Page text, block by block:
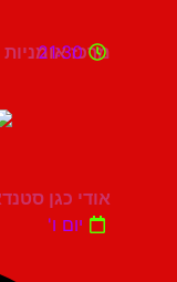
מרכז אומניות
21:30
אודי כגן סטנדאפ
יום ו'